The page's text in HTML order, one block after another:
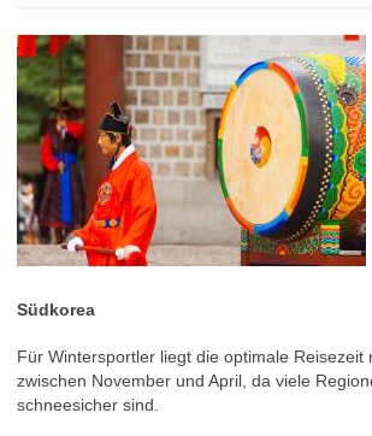
Südkorea
Für Wintersportler liegt die optimale Reisezeit
zwischen November und April, da viele
schneesicher sind.